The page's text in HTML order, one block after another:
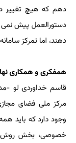
دهم که هیچ تغییر
دستورالعمل پیش نمی
دهند، اما تمرکز
همفکری و همکاری
قاسم خداوردی لو -
مرکز ملی فضای
وجود دارد که باید
خصوصی، بخش روش